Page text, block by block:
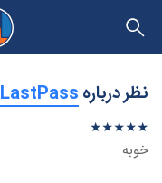
نظر درباره‫LastPass - ویندوز
★★★★★
★
★
★
★
★
خوبه